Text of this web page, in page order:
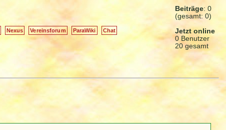
Beiträge: 0
(gesamt: 0)
Jetzt online
0 Benutzer
20 gesamt
Nexus Vereinsforum ParaWiki Chat